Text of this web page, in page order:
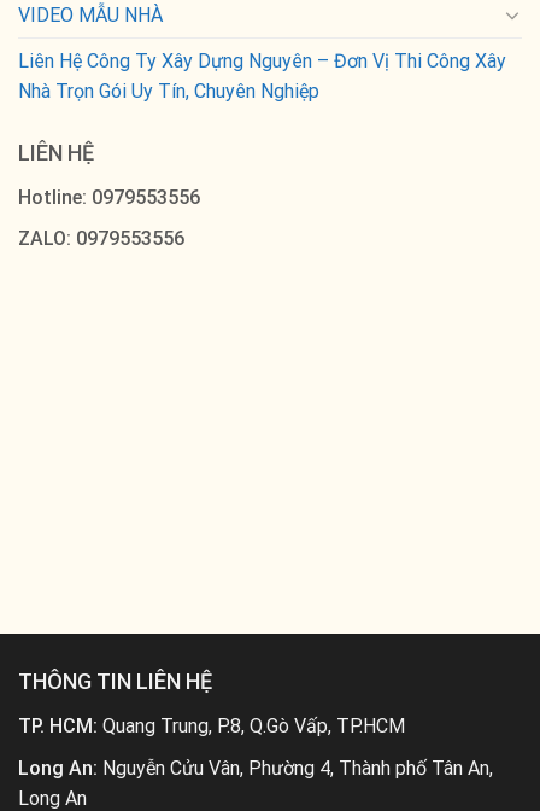
VIDEO MẪU NHÀ
Liên Hệ Công Ty Xây Dựng Nguyên – Đơn Vị Thi Công Xây
Nhà Trọn Gói Uy Tín, Chuyên Nghiệp
LIÊN HỆ
Hotline: 0979553556
ZALO: 0979553556
THÔNG TIN LIÊN HỆ
TP. HCM: Quang Trung, P.8, Q.Gò Vấp, TP.HCM
Long An: Nguyễn Cửu Vân, Phường 4, Thành phố Tân An,
Long An